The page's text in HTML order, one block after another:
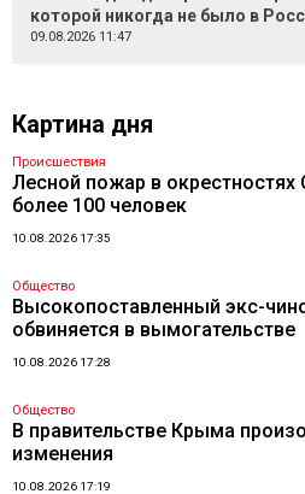
которой никогда не было в
09.08.2026 11:47
Картина дня
Происшествия
Лесной пожар в окрестностях
более 100 человек
10.08.2026 17:35
Общество
Высокопоставленный экс-
обвиняется в вымогательстве
10.08.2026 17:28
Общество
В правительстве Крыма
изменения
10.08.2026 17:19